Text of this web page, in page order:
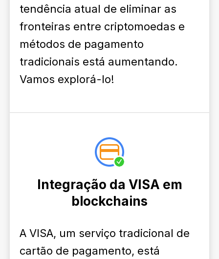
tendência atual de eliminar as
fronteiras entre criptomoedas e
métodos de pagamento
tradicionais está aumentando.
Vamos explorá-lo!
Integração da VISA em
blockchains
A VISA, um serviço tradicional de
cartão de pagamento, está